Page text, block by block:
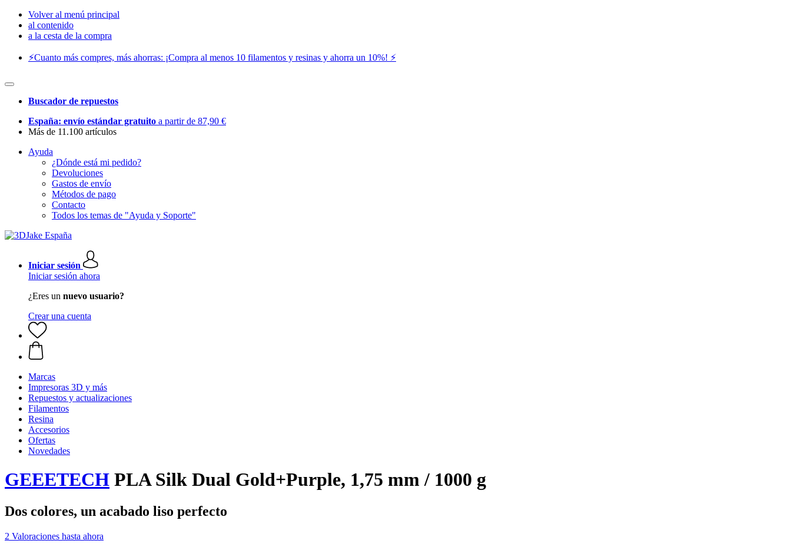
Volver al menú principal
al contenido
a la cesta de la compra
⚡️Cuanto más compres, más ahorras: ¡Compra al menos 10 filamentos y resinas y ahorra un 10%! ⚡️
Buscador de repuestos
España: envío estándar gratuito a partir de 87,90 €
Más de 11.100 artículos
Ayuda
¿Dónde está mi pedido?
Devoluciones
Gastos de envío
Métodos de pago
Contacto
Todos los temas de "Ayuda y Soporte"
Iniciar sesión
Iniciar sesión ahora
¿Eres un nuevo usuario?
Crear una cuenta
Marcas
Impresoras 3D y más
Repuestos y actualizaciones
Filamentos
Resina
Accesorios
Ofertas
Novedades
GEEETECH PLA Silk Dual Gold+Purple, 1,75 mm / 1000 g
Dos colores, un acabado liso perfecto
2 Valoraciones hasta ahora